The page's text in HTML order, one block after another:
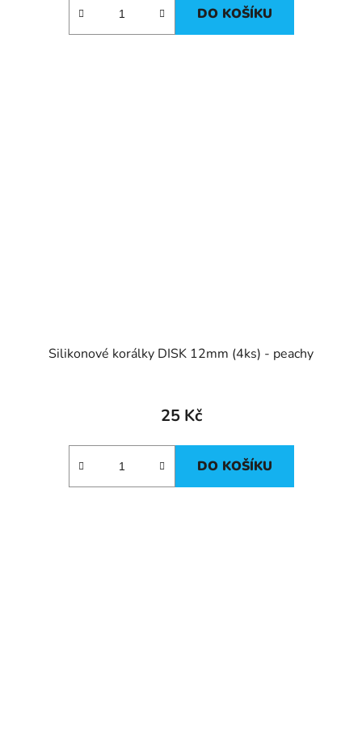
DO KOŠÍKU
Silikonové korálky DISK 12mm (4ks) - peachy
25 Kč
DO KOŠÍKU